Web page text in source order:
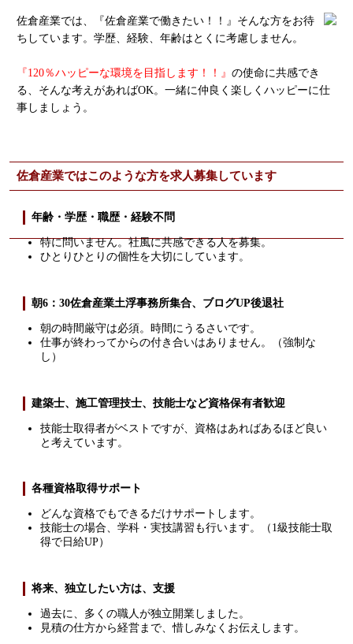
佐倉産業では、『佐倉産業で働きたい！！』そんな方をお待
ちしています。学歴、経験、年齢はとくに考慮しません。
『120％ハッピーな環境を目指します！！』 の使命に共感でき
る、そんな考えがあればOK。一緒に仲良く楽しくハッピーに仕
事しましょう。
佐倉産業ではこのような方を求人募集しています
年齢・学歴・職歴・経験不問
特に問いません。社風に共感できる人を募集。
ひとりひとりの個性を大切にしています。
朝6：30佐倉産業土浮事務所集合、ブログUP後退社
朝の時間厳守は必須。時間にうるさいです。
仕事が終わってからの付き合いはありません。（強制な
し）
建築士、施工管理技士、技能士など資格保有者歓迎
技能士取得者がベストですが、資格はあればあるほど良い
と考えています。
各種資格取得サポート
どんな資格でもできるだけサポートします。
技能士の場合、学科・実技講習も行います。（1級技能士取
得で日給UP）
将来、独立したい方は、支援
過去に、多くの職人が独立開業しました。
見積の仕方から経営まで、惜しみなくお伝えします。